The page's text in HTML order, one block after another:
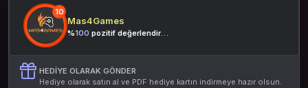
10
Mas4Games
%100 pozitif değerlendirme
HEDIYE OLARAK GÖNDER
Hediye olarak satın al ve PDF hediye kartın indirmeye hazır olsun.